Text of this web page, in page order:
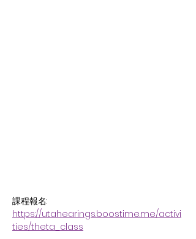
課程報名:
https://utahearings.boostime.me/activi
ties/theta_class